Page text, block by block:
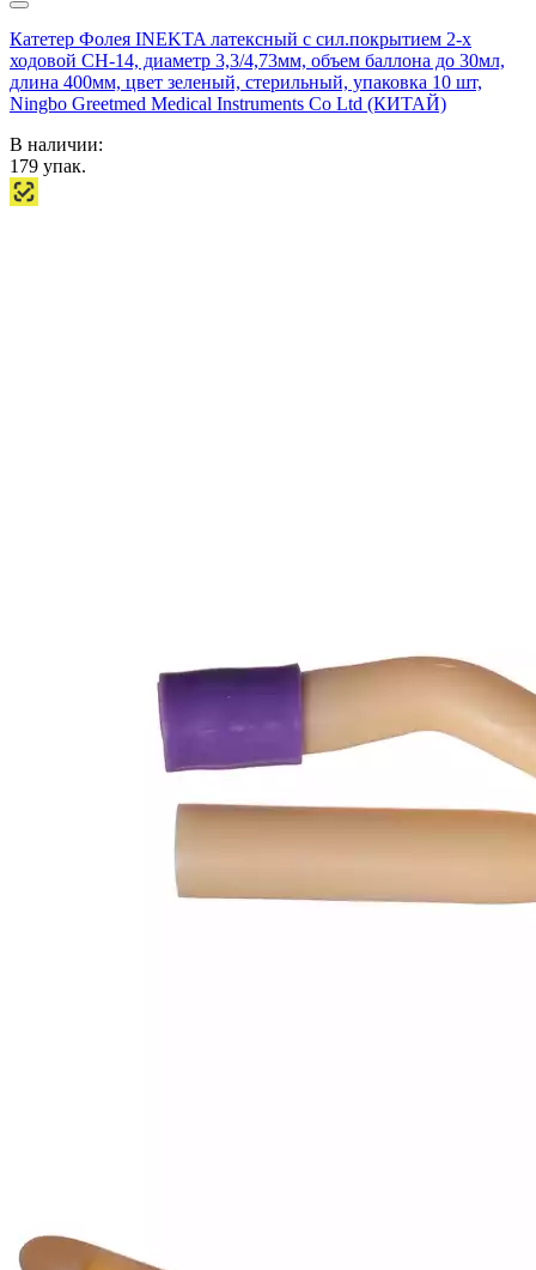
Катетер Фолея INEKTA латексный с сил.покрытием 2-х
ходовой СН-14, диаметр 3,3/4,73мм, объем баллона до 30мл,
длина 400мм, цвет зеленый, стерильный, упаковка 10 шт,
Ningbo Greetmed Medical Instruments Co Ltd (КИТАЙ)
В наличии:
179 упак.